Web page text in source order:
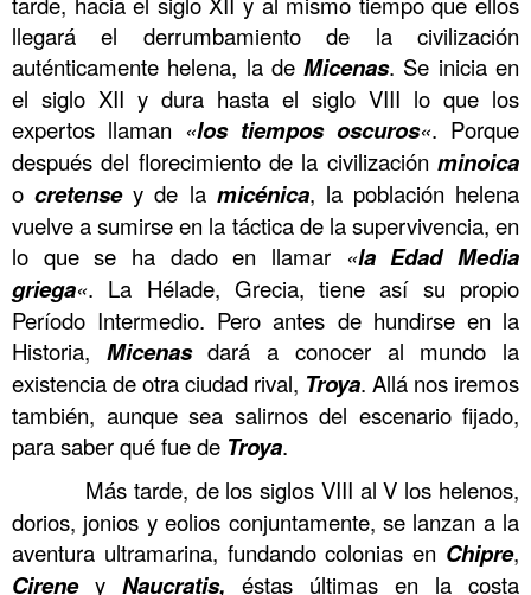
llegará el derrumbamiento de la civilización
auténticamente helena, la deMicenas. Se inicia en
el siglo XII y dura hasta el siglo VIII lo que los
expertos llaman «los tiempos oscuros«. Porque
después del florecimiento de la civilización minoica
ocretensey de la micénica, la población helena
vuelve a sumirse en la táctica de la supervivencia, en
lo que se ha dado en llamar «la Edad Media
griega«. La Hélade, Grecia, tiene así su propio
Período Intermedio. Pero antes de hundirse en la
Historia, Micenasdará a conocer al mundo la
existencia de otra ciudad rival, Troya. Allá nos iremos
también, aunque sea salirnos del escenario fijado,
para saber qué fue de Troya.
Más tarde, de los siglos VIII al V los helenos,
dorios, jonios y eolios conjuntamente, se lanzan a la
aventura ultramarina, fundando colonias en Chipre,
Cireney Naucratis, éstas últimas en la costa